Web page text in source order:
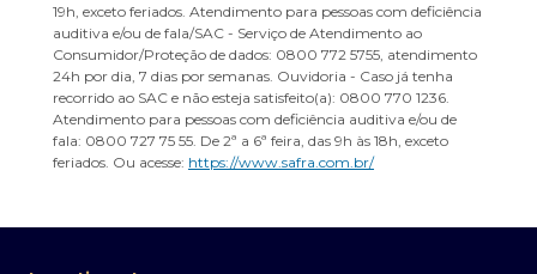
19h, exceto feriados. Atendimento para pessoas com deficiência
auditiva e/ou de fala/SAC - Serviço de Atendimento ao
Consumidor/Proteção de dados: 0800 772 5755, atendimento
24h por dia, 7 dias por semanas. Ouvidoria - Caso já tenha
recorrido ao SAC e não esteja satisfeito(a): 0800 770 1236.
Atendimento para pessoas com deficiência auditiva e/ou de
fala: 0800 727 75 55. De 2ª a 6ª feira, das 9h às 18h, exceto
feriados. Ou acesse: https://www.safra.com.br/